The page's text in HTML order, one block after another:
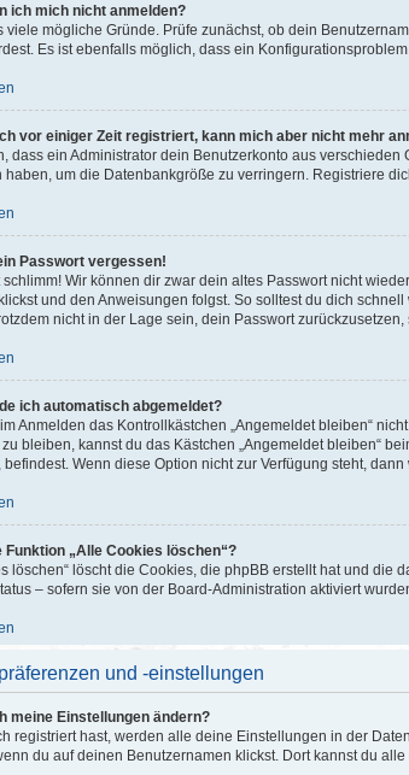
ich mich nicht anmelden?
viele mögliche Gründe. Prüfe zunächst, ob dein
Es ist ebenfalls möglich, dass ein
vor einiger Zeit registriert, kann mich aber nicht mehr
dass ein Administrator dein Benutzerkonto aus
haben, um die Datenbankgröße zu verringern. Registriere
Passwort vergessen!
schlimm! Wir können dir zwar dein altes Passwort nicht
und den Anweisungen folgst. So solltest du dich
nicht in der Lage sein, dein Passwort
ich automatisch abgemeldet?
Anmelden das Kontrollkästchen „Angemeldet bleiben“
bleiben, kannst du das Kästchen „Angemeldet bleiben“
befindest. Wenn diese Option nicht zur Verfügung steht,
Funktion „Alle Cookies löschen“?
löschen“ löscht die Cookies, die phpBB erstellt hat und
– sofern sie von der Board-Administration aktiviert
und -einstellungen
meine Einstellungen ändern?
registriert hast, werden alle deine Einstellungen in der
du auf deinen Benutzernamen klickst. Dort kannst du